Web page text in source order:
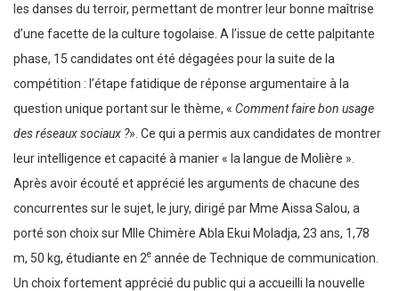
les danses du terroir, permettant de montrer leur bonne maîtrise
d’une facette de la culture togolaise. A l’issue de cette palpitante
phase, 15 candidates ont été dégagées pour la suite de la
compétition : l’étape fatidique de réponse argumentaire à la
question unique portant sur le thème, « Comment faire bon usage
des réseaux sociaux ?». Ce qui a permis aux candidates de montrer
leur intelligence et capacité à manier « la langue de Molière ».
Après avoir écouté et apprécié les arguments de chacune des
concurrentes sur le sujet, le jury, dirigé par Mme Aissa Salou, a
porté son choix sur Mlle Chimère Abla Ekui Moladja, 23 ans, 1,78
m, 50 kg, étudiante en 2e année de Technique de communication.
Un choix fortement apprécié du public qui a accueilli la nouvelle